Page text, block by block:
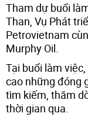
Tham dự buổi
Than, Vụ Phát
Petrovietnam
Murphy Oil.
Tại buổi làm
cao những đóng
tìm kiếm, thăm
thời gian qua.